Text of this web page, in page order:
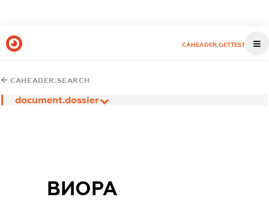
CAHEADER.GETTEST
CAHEADER.SEARCH
document.dossier
ВИОРА